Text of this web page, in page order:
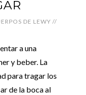
DE LEWY //
a una
y beber. La
para tragar los
de la boca al